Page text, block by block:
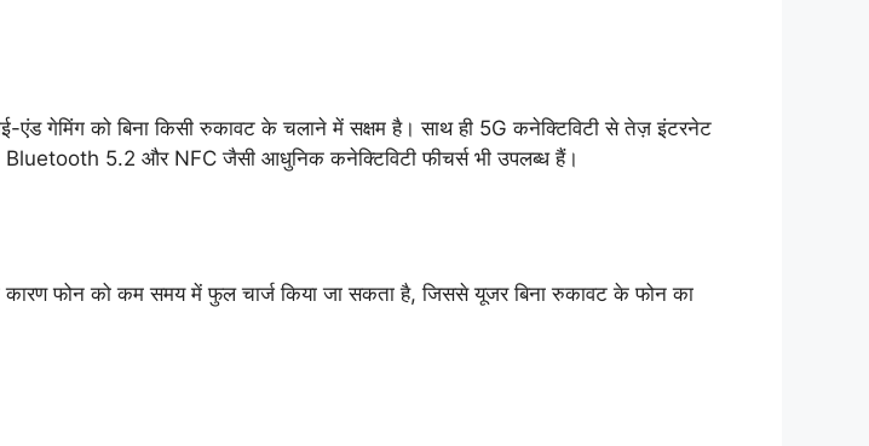
एंड गेमिंग को बिना किसी रुकावट के चलाने में सक्षम है। साथ ही 5G कनेक्टिविटी से तेज़ इंटरनेट
Bluetooth 5.2 और NFC जैसी आधुनिक कनेक्टिविटी फीचर्स भी उपलब्ध हैं।
कारण फोन को कम समय में फुल चार्ज किया जा सकता है, जिससे यूजर बिना रुकावट के फोन का